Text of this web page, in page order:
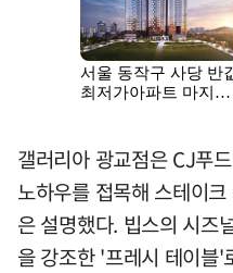
갤러리아 광교점은 CJ푸
노하우를 접목해 스테이
은 설명했다. 빕스의 시즈
을 강조한 '프레시 테이블'